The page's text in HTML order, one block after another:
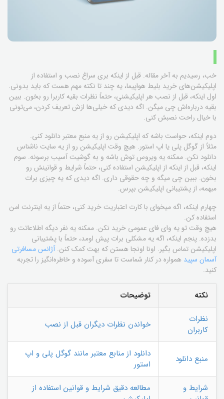
خب، رسیدیم به آخر مقاله. قبل از اینکه بری سراغ نصب و استفاده از
اپلیکیشن‌های خرید بلیط هواپیما، یه چند تا نکته مهم هست که باید بدونی.
اول اینکه، قبل از نصب هر اپلیکیشنی، حتماً نظرات بقیه کاربرا رو بخون. ببین
بقیه درباره‌اش چی میگن. اگه دیدی که خیلی‌ها ازش تعریف کردن، می‌تونی
با خیال راحت نصبش کنی.
دوم اینکه، حواست باشه که اپلیکیشن رو از یه منبع معتبر دانلود کنی.
مثلاً از گوگل پلی یا اپ استور. هیچ وقت اپلیکیشن رو از یه سایت ناشناس
دانلود نکن. ممکنه یه ویروس توش باشه و به گوشیت آسیب برسونه. سوم
اینکه، قبل از اینکه از اپلیکیشن استفاده کنی، حتماً شرایط و قوانینش رو
بخون. ببین چی میگه و چه حقوقی داری. اگه دیدی که یه چیزی برات
مبهمه، از پشتیبانی اپلیکیشن بپرس.
چهارم اینکه، اگه میخوای با کارت اعتباریت خرید کنی، حتماً از یه اینترنت امن
استفاده کن.
هیچ وقت تو یه وای فای عمومی خرید نکن. ممکنه یه نفر دیگه اطلاعاتت رو
بدزده. پنجم اینکه، اگه یه مشکلی برات پیش اومد، حتماً با پشتیبانی
اپلیکیشن تماس بگیر. اونا اونجا هستن که بهت کمک کنن.آژانس مسافرتی
آسمان سپید همواره در کنار شماست تا سفری آسوده و خاطره‌انگیز را تجربه
کنید.
نکته
توضیحات
نظرات
کاربران
خواندن نظرات دیگران قبل از نصب
منبع دانلود
دانلود از منابع معتبر مانند گوگل پلی و اپ
استور
شرایط و
مطالعه دقیق شرایط و قوانین استفاده از